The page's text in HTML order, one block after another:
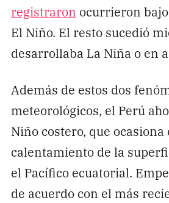
registraron ocurrieron
El Niño. El resto sucedió
desarrollaba La Niña o en
Además de estos dos
meteorológicos, el Perú
Niño costero, que ocasiona
calentamiento de la
el Pacífico ecuatorial.
de acuerdo con el más